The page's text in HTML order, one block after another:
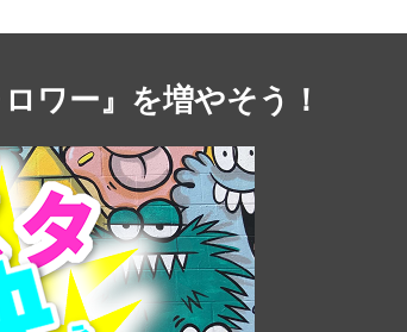
ワー』を増やそう！